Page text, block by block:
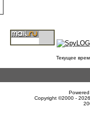
Текущее
Copyright ©2000 -